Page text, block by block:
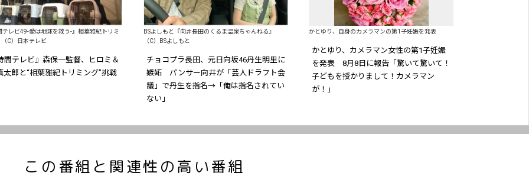
テレビ49-愛は地球を救う-』相葉雅紀トリミ
C）日本テレビ
間テレビ』森保一監督、ヒロミ＆
太郎と“相葉雅紀トリミング”挑戦
BSよしもと『向井長田のくるま温泉ちゃんねる』
（C）BSよしもと
チョコプラ長田、元日向坂46丹生明里に
嫉妬 パンサー向井が「芸人ドラフト会
議」で丹生を指名→「俺は指名されてい
ない」
かとゆり、自身のカメラマンの第1子妊娠を発表
かとゆり、カメラマン女性の第1子妊娠
を発表 8月8日に報告「驚いて驚いて！
子どもを授かりまして！カメラマン
が！」
この番組と関連性の高い番組